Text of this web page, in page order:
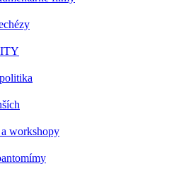
workshopy